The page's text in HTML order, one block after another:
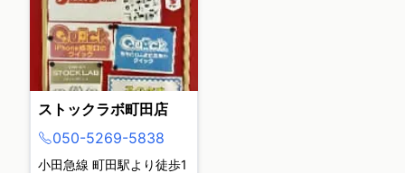
ストックラボ町田店
050-5269-5838
小田急線 町田駅より徒歩1